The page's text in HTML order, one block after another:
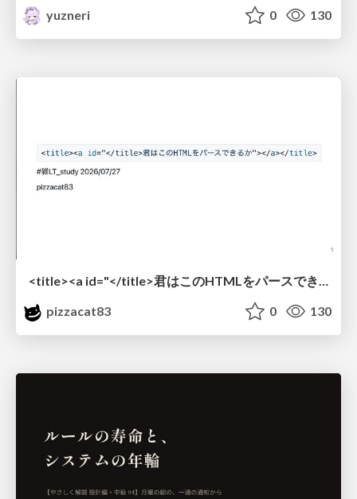
yuzneri
0 130
<title><a id="</title>君はこのHTMLをパースできるか"></a></title> #雑LT_study
pizzacat83
0 130